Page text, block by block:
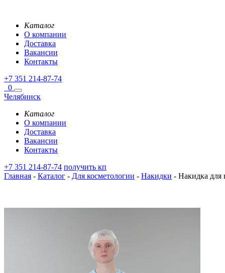
Каталог
О компании
Доставка
Вакансии
Контакты
+7 351 214-87-74
0
Челябинск
Каталог
О компании
Доставка
Вакансии
Контакты
+7 351 214-87-74 получить кп
Главная - Каталог - Для косметологии - Накидки - Накидка для